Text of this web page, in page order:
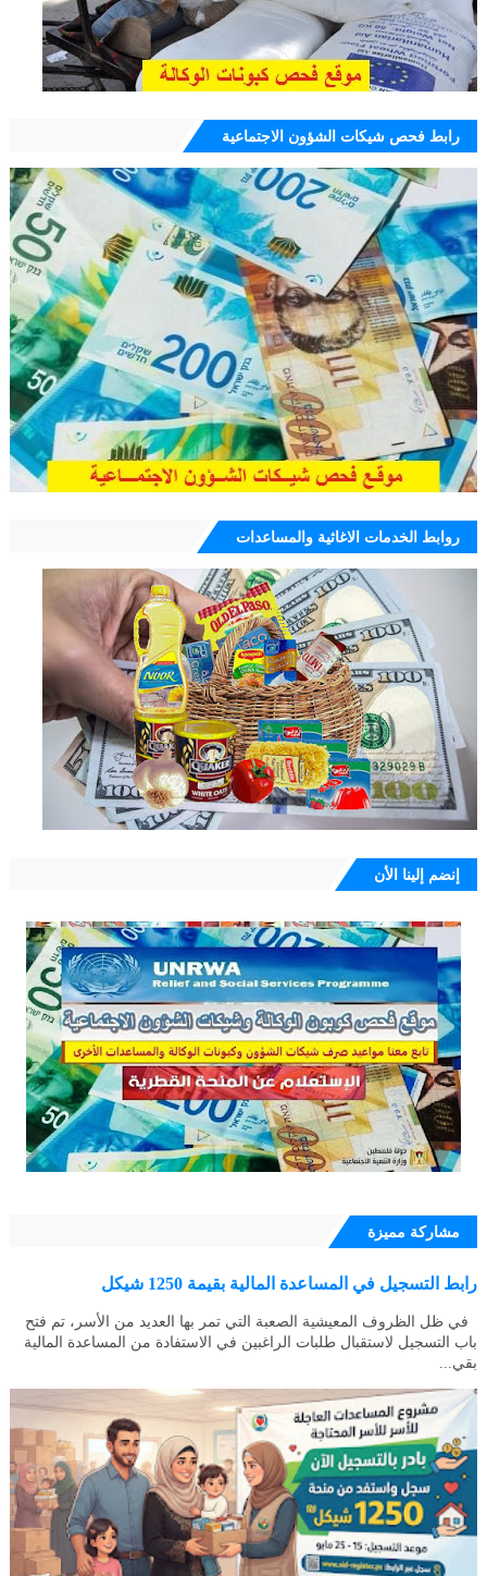
رابط فحص شيكات الشؤون الاجتماعية
روابط الخدمات الاغاثية والمساعدات
إنضم إلينا الأن
مشاركة مميزة
رابط التسجيل في المساعدة المالية بقيمة 1250 شيكل
في ظل الظروف المعيشية الصعبة التي تمر بها العديد من الأسر، تم فتح
باب التسجيل لاستقبال طلبات الراغبين في الاستفادة من المساعدة المالية
بقي...